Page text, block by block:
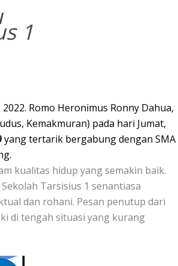
1
Romo Heronimus Ronny Dahua,
Kemakmuran) pada hari Jumat,
yang tertarik bergabung dengan SMA
kualitas hidup yang semakin baik.
Tarsisius 1 senantiasa
dan rohani. Pesan penutup dari
di tengah situasi yang kurang